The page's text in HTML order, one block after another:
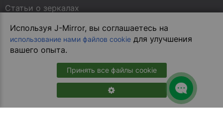
Используя J-Mirror, вы соглашаетесь на
использование нами файлов cookie для улучшения
вашего опыта.
Принять все файлы cookie
Статьи о зеркалах
МЫ В СОЦСЕТЯХ
В магазин на сайте